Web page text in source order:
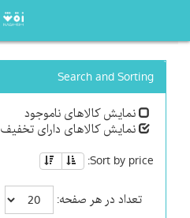
Search and Sorting
نمایش کالاهای ناموجود
نمایش کالاهای دارای تخفیف
Sort by price:
تعداد در هر صفحه: